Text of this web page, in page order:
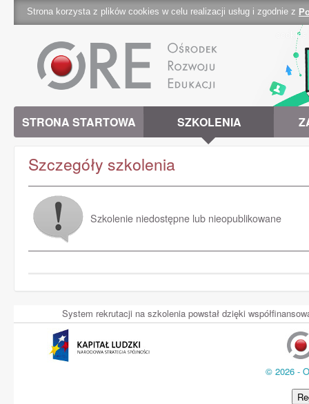
Strona korzysta z plików cookies w celu realizacji usług i zgodnie z
STRONA STARTOWA SZKOLENIA
Szczegóły szkolenia
Szkolenie niedostępne lub nieopublikowane
System rekrutacji na szkolenia powstał dzięki
© 2026 -